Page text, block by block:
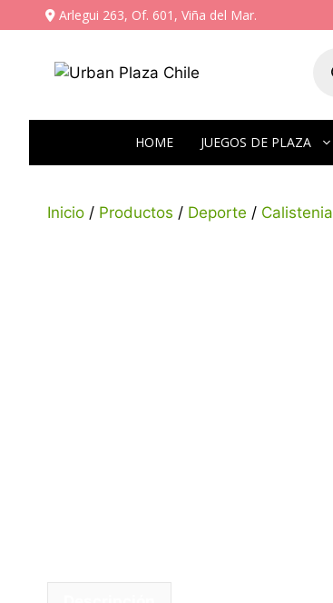
Arlegui 263, Of. 601, Viña del Mar.
HOME JUEGOS DE PLAZA
Inicio / Productos / Deporte / Calistenia